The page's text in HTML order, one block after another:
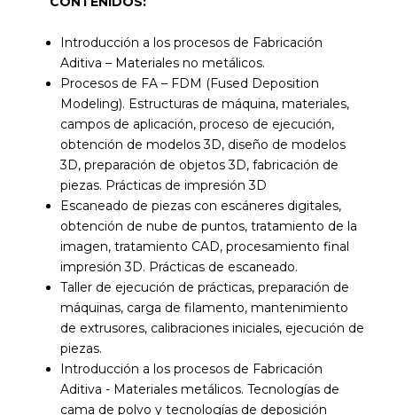
Introducción a los procesos de Fabricación
Aditiva – Materiales no metálicos.
Procesos de FA – FDM (Fused Deposition
Modeling). Estructuras de máquina, materiales,
campos de aplicación, proceso de ejecución,
obtención de modelos 3D, diseño de modelos
3D, preparación de objetos 3D, fabricación de
piezas. Prácticas de impresión 3D
Escaneado de piezas con escáneres digitales,
obtención de nube de puntos, tratamiento de la
imagen, tratamiento CAD, procesamiento final
impresión 3D. Prácticas de escaneado.
Taller de ejecución de prácticas, preparación de
máquinas, carga de filamento, mantenimiento
de extrusores, calibraciones iniciales, ejecución de
piezas.
Introducción a los procesos de Fabricación
Aditiva - Materiales metálicos. Tecnologías de
cama de polvo y tecnologías de deposición